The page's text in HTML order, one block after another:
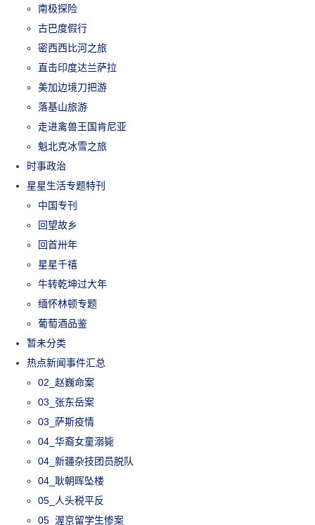
南极探险
古巴度假行
密西西比河之旅
直击印度达兰萨拉
美加边境刀把游
落基山旅游
走进禽兽王国肯尼亚
魁北克冰雪之旅
时事政治
星星生活专题特刊
中国专刊
回望故乡
回首卅年
星星千禧
牛转乾坤过大年
缅怀林顿专题
葡萄酒品鉴
暂未分类
热点新闻事件汇总
02_赵巍命案
03_张东岳案
03_萨斯疫情
04_华裔女童溺毙
04_新疆杂技团员脱队
04_耿朝晖坠楼
05_人头税平反
05_渥京留学生惨案